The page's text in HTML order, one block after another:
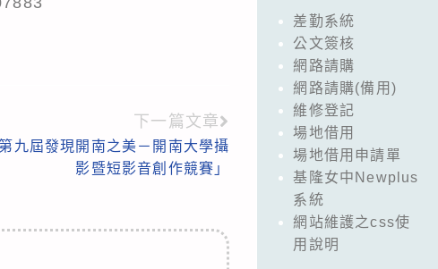
下一篇文章
九屆發現開南之美－開南大學攝
影暨短影音創作競賽」
差勤系統
公文簽核
網路請購
網路請購(備用)
維修登記
場地借用
場地借用申請單
基隆女中Newplus
系統
網站維護之css使
用說明